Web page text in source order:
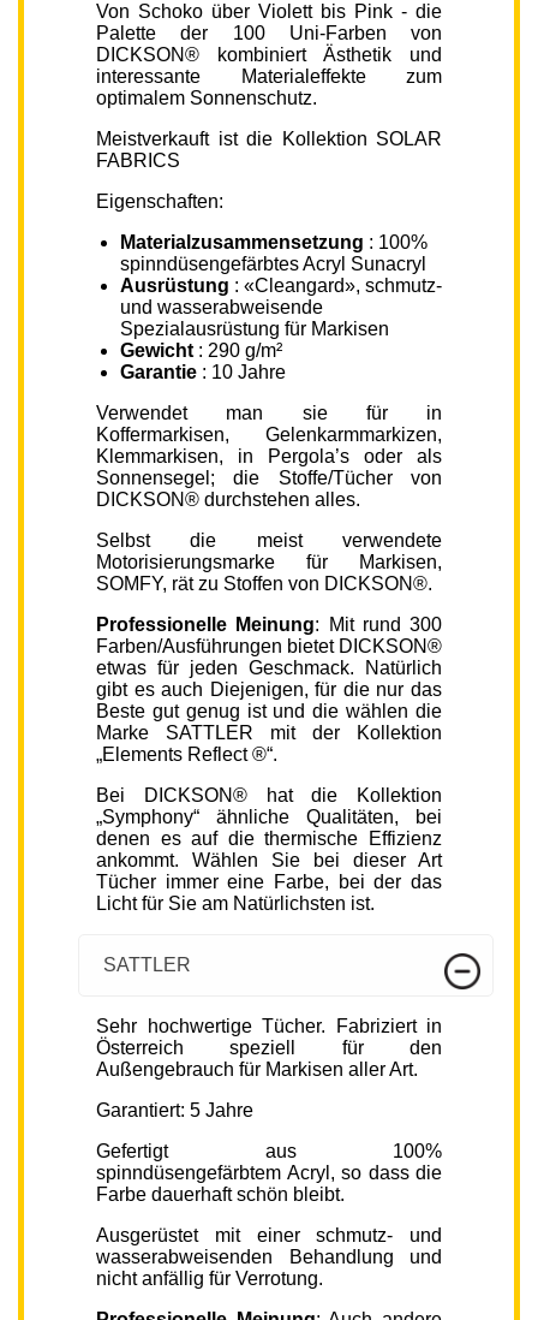
Von Schoko über Violett bis Pink - die
Palette der 100 Uni-Farben von
DICKSON® kombiniert Ästhetik und
interessante Materialeffekte zum
optimalem Sonnenschutz.
Meistverkauft ist die Kollektion SOLAR
FABRICS
Eigenschaften:
Materialzusammensetzung : 100%
spinndüsengefärbtes Acryl Sunacryl
Ausrüstung : «Cleangard», schmutz-
und wasserabweisende
Spezialausrüstung für Markisen
Gewicht : 290 g/m²
Garantie : 10 Jahre
Verwendet man sie für in
Koffermarkisen, Gelenkarmmarkizen,
Klemmarkisen, in Pergola’s oder als
Sonnensegel; die Stoffe/Tücher von
DICKSON® durchstehen alles.
Selbst die meist verwendete
Motorisierungsmarke für Markisen,
SOMFY, rät zu Stoffen von DICKSON®.
Professionelle Meinung: Mit rund 300
Farben/Ausführungen bietet DICKSON®
etwas für jeden Geschmack. Natürlich
gibt es auch Diejenigen, für die nur das
Beste gut genug ist und die wählen die
Marke SATTLER mit der Kollektion
„Elements Reflect ®“.
Bei DICKSON® hat die Kollektion
„Symphony“ ähnliche Qualitäten, bei
denen es auf die thermische Effizienz
ankommt. Wählen Sie bei dieser Art
Tücher immer eine Farbe, bei der das
Licht für Sie am Natürlichsten ist.
SATTLER
Sehr hochwertige Tücher. Fabriziert in
Österreich speziell für den
Außengebrauch für Markisen aller Art.
Garantiert: 5 Jahre
Gefertigt aus 100%
spinndüsengefärbtem Acryl, so dass die
Farbe dauerhaft schön bleibt.
Ausgerüstet mit einer schmutz- und
wasserabweisenden Behandlung und
nicht anfällig für Verrotung.